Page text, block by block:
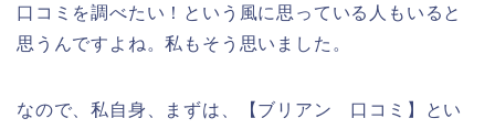
口コミを調べたい！という風に思っている人もいると
思うんですよね。私もそう思いました。
なので、私自身、まずは、【ブリアン 口コミ】とい